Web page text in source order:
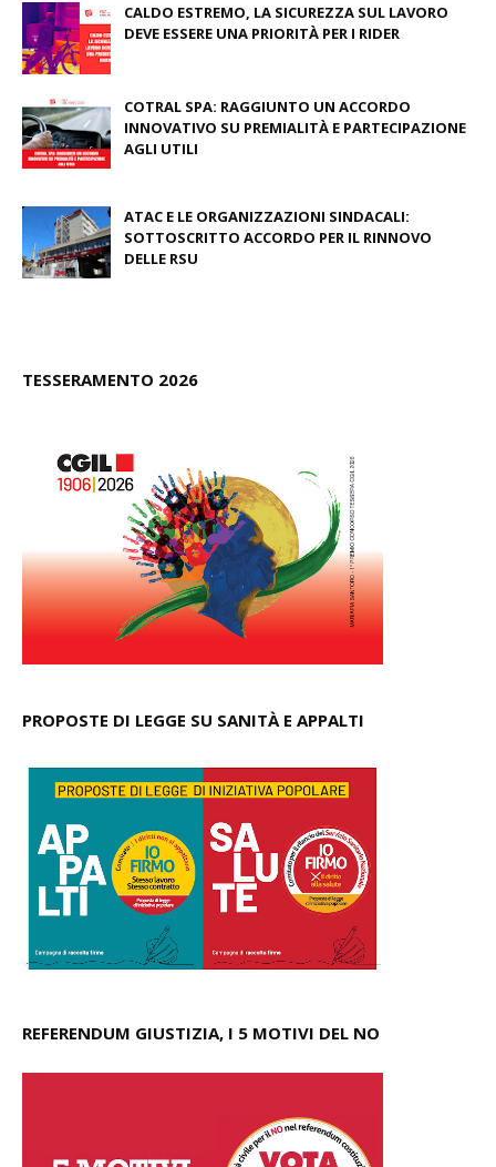
CALDO ESTREMO, LA SICUREZZA SUL LAVORO
DEVE ESSERE UNA PRIORITÀ PER I RIDER
COTRAL SPA: RAGGIUNTO UN ACCORDO
INNOVATIVO SU PREMIALITÀ E PARTECIPAZIONE
AGLI UTILI
ATAC E LE ORGANIZZAZIONI SINDACALI:
SOTTOSCRITTO ACCORDO PER IL RINNOVO
DELLE RSU
TESSERAMENTO 2026
PROPOSTE DI LEGGE SU SANITÀ E APPALTI
REFERENDUM GIUSTIZIA, I 5 MOTIVI DEL NO